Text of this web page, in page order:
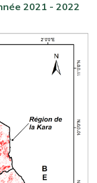
2021 - 2022